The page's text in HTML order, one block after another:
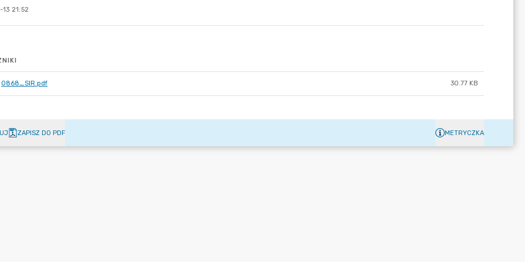
21:52
0868_SIR.pdf 30.77 KB
ZAPISZ DO PDF METRYCZKA